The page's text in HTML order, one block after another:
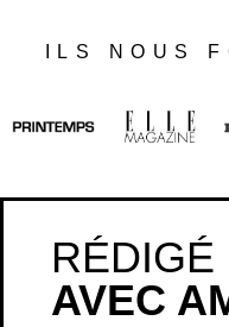
ILS NOUS
RÉDIGÉ
AVEC